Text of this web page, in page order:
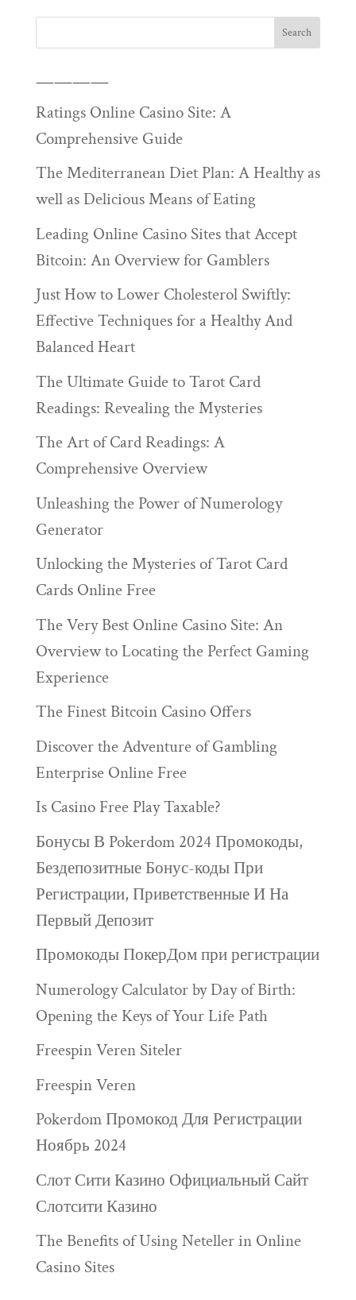
————
Ratings Online Casino Site: A
Comprehensive Guide
The Mediterranean Diet Plan: A Healthy as
well as Delicious Means of Eating
Leading Online Casino Sites that Accept
Bitcoin: An Overview for Gamblers
Just How to Lower Cholesterol Swiftly:
Effective Techniques for a Healthy And
Balanced Heart
The Ultimate Guide to Tarot Card
Readings: Revealing the Mysteries
The Art of Card Readings: A
Comprehensive Overview
Unleashing the Power of Numerology
Generator
Unlocking the Mysteries of Tarot Card
Cards Online Free
The Very Best Online Casino Site: An
Overview to Locating the Perfect Gaming
Experience
The Finest Bitcoin Casino Offers
Discover the Adventure of Gambling
Enterprise Online Free
Is Casino Free Play Taxable?
Бонусы В Pokerdom 2024 Промокоды,
Бездепозитные Бонус-коды При
Регистрации, Приветственные И На
Первый Депозит
Промокоды ПокерДом при регистрации
Numerology Calculator by Day of Birth:
Opening the Keys of Your Life Path
Freespin Veren Siteler
Freespin Veren
Pokerdom Промокод Для Регистрации
Ноябрь 2024
Слот Сити Казино Официальный Сайт
Слотсити Казино
The Benefits of Using Neteller in Online
Casino Sites